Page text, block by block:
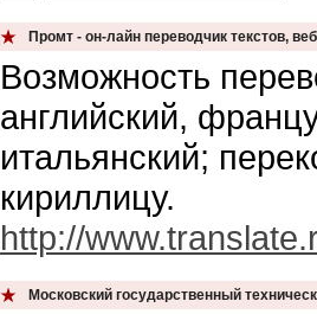
Промт - он-лайн переводчик текстов,
Возможность
английский,
итальянский;
кириллицу.
http://
Московский государственный